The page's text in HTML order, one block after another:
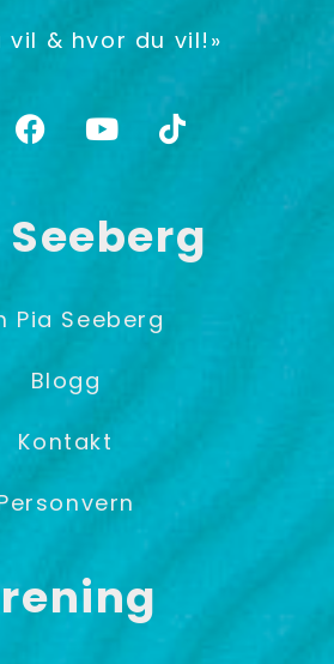
vil & hvor du vil!»
Seeberg
Pia Seeberg
Blogg
Kontakt